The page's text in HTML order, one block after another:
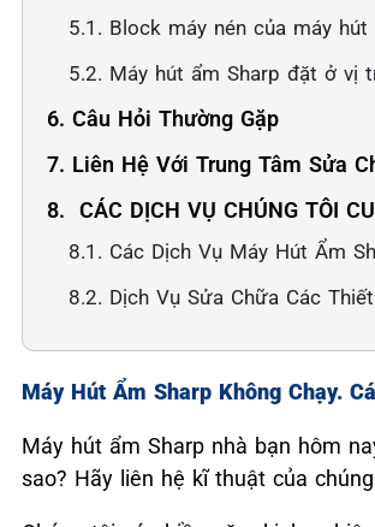
5.1. Block máy nén của máy
5.2. Máy hút ẩm Sharp đặt ở vị
6. Câu Hỏi Thường Gặp
7. Liên Hệ Với Trung Tâm Sửa
8. ️ CÁC DỊCH VỤ CHÚNG TÔI
8.1. Các Dịch Vụ Máy Hút Ẩm
8.2. Dịch Vụ Sửa Chữa Các
Máy Hút Ẩm Sharp Không Chạy.
Máy hút ẩm Sharp nhà bạn hôm
sao? Hãy liên hệ kĩ thuật của